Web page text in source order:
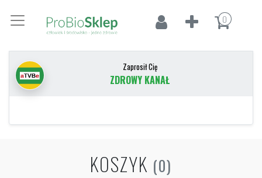
0
Zaprosił Cię
ZDROWY KANAŁ
KOSZYK (0)